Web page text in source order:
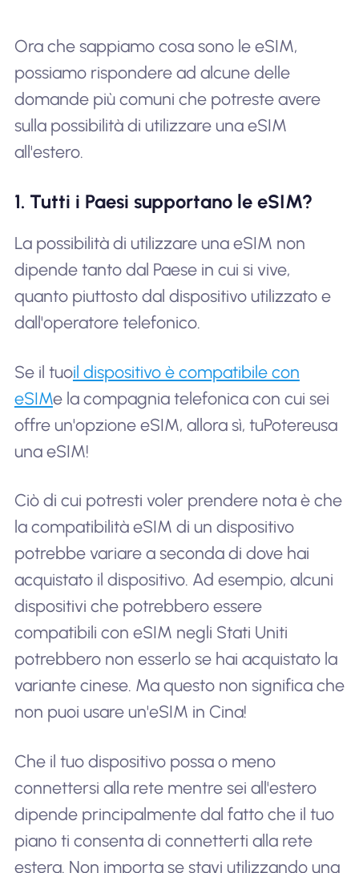
Ora che sappiamo cosa sono le eSIM,
possiamo rispondere ad alcune delle
domande più comuni che potreste avere
sulla possibilità di utilizzare una eSIM
all'estero.
1. Tutti i Paesi supportano le eSIM?
La possibilità di utilizzare una eSIM non
dipende tanto dal Paese in cui si vive,
quanto piuttosto dal dispositivo utilizzato e
dall'operatore telefonico.
Se il tuoil dispositivo è compatibile con
eSIMe la compagnia telefonica con cui sei
offre un'opzione eSIM, allora sì, tuPotereusa
una eSIM!
Ciò di cui potresti voler prendere nota è che
la compatibilità eSIM di un dispositivo
potrebbe variare a seconda di dove hai
acquistato il dispositivo. Ad esempio, alcuni
dispositivi che potrebbero essere
compatibili con eSIM negli Stati Uniti
potrebbero non esserlo se hai acquistato la
variante cinese. Ma questo non significa che
non puoi usare un'eSIM in Cina!
Che il tuo dispositivo possa o meno
connettersi alla rete mentre sei all'estero
dipende principalmente dal fatto che il tuo
piano ti consenta di connetterti alla rete
estera. Non importa se stavi utilizzando una